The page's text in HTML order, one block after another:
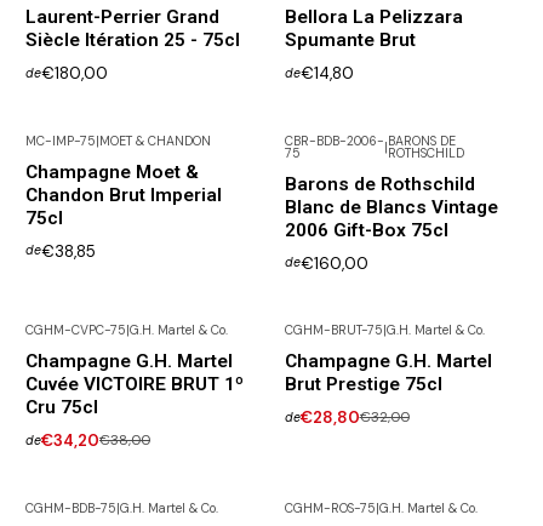
Laurent-Perrier Grand
Siècle Itération 25 - 75cl
de€180,00
Bellora La Pelizzara
Spumante Brut
de€14,80
MC-IMP-75|MOET & CHANDON
Champagne Moet &
Chandon Brut Imperial
75cl
de€38,85
CBR-BDB-2006-
75 |BARONS DE
ROTHSCHILD
Barons de Rothschild
Blanc de Blancs Vintage
2006 Gift-Box 75cl
de€160,00
CGHM-CVPC-75 G.H. Martel & Co.
Champagne G.H. Martel
Cuvée VICTOIRE BRUT 1º
Cru 75cl
de€34,20€38,00
CGHM-BRUT-75 G.H. Martel & Co.
Champagne G.H. Martel
Brut Prestige 75cl
de€28,80€32,00
CGHM-BDB-75|G.H. Martel & Co. CGHM-ROS-75|G.H. Martel & Co.